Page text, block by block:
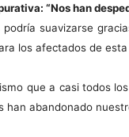
“Nos han
suavizarse
los afectados de
que a casi todos
han abandonado